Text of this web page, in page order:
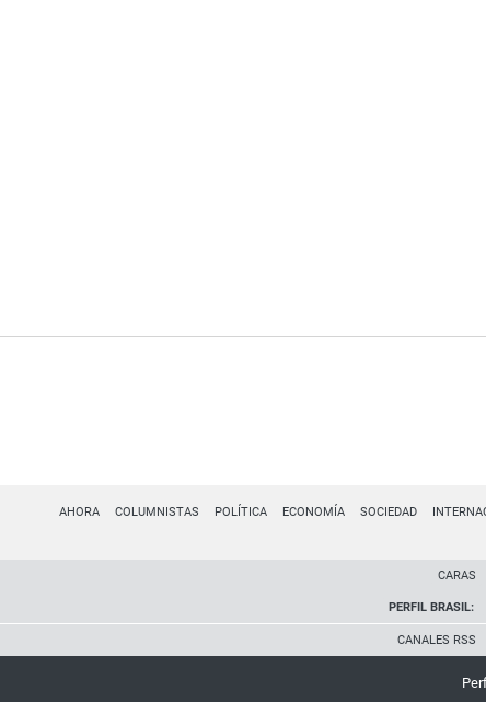
AHORA COLUMNISTAS POLÍTICA ECONOMÍA SOCIEDAD
CARAS
PERFIL BRASIL:
CANALES RSS